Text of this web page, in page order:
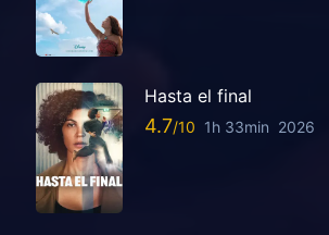
Hasta el final
4.7 1h 33min 2026